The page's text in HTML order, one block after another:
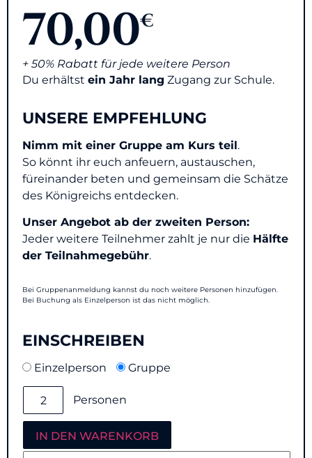
70,00€
+ 50% Rabatt für jede weitere Person
Du erhältst ein Jahr lang Zugang zur Schule.
UNSERE EMPFEHLUNG
Nimm mit einer Gruppe am Kurs teil.
So könnt ihr euch anfeuern, austauschen,
füreinander beten und gemeinsam die Schätze
des Königreichs entdecken.
Unser Angebot ab der zweiten Person:
Jeder weitere Teilnehmer zahlt je nur die Hälfte
der Teilnahmegebühr.
Bei Gruppenanmeldung kannst du noch weitere Personen hinzufügen.
Bei Buchung als Einzelperson ist das nicht möglich.
EINSCHREIBEN
Einzelperson Gruppe
Personen
IN DEN WARENKORB